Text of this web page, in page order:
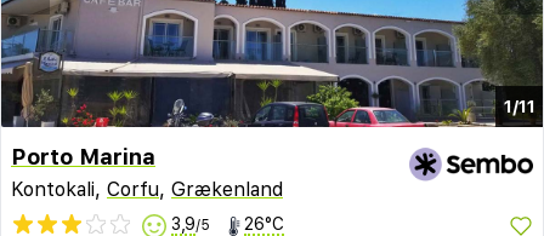
1/11
Porto Marina
Kontokali, Corfu, Grækenland
3,9/5 26°C